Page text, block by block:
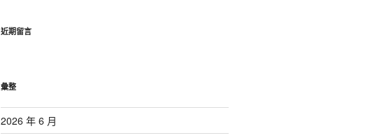
近期留言
彙整
2026 年 6 月